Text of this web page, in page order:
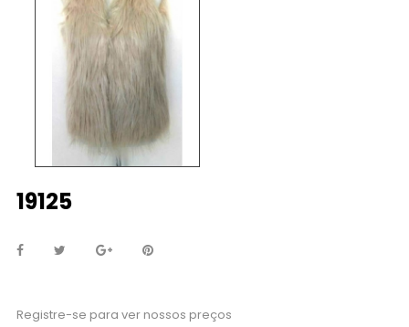
19125
Registre-se para ver nossos preços